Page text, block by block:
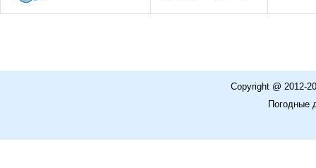
Copyright @ 2012-
Погодные